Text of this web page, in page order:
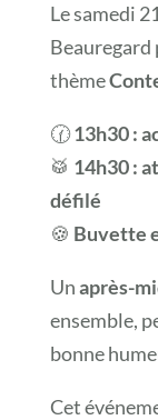
Le samedi
thème
🕜13h30 :
🥁 14h30 :
défilé
🍪 Buvette
Unaprès-
ensemble,
bonne
Cet